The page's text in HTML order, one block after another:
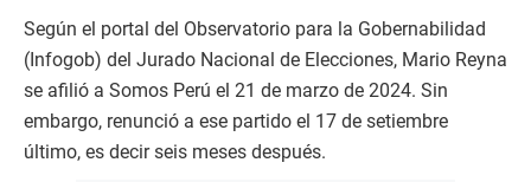
Según el portal del Observatorio para la Gobernabilidad
(Infogob) del Jurado Nacional de Elecciones, Mario Reyna
se afilió a Somos Perú el 21 de marzo de 2024. Sin
embargo, renunció a ese partido el 17 de setiembre
último, es decir seis meses después.